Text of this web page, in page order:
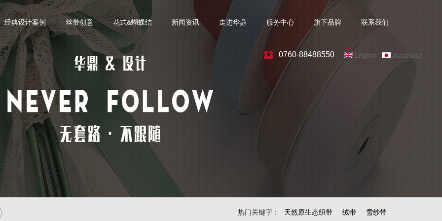
经典设计案例 丝带创意 花式&蝴蝶结 新闻资讯 走进华鼎 服务中心 旗下品牌 联系我们
0760-88488550 English Japanese
热门关键字： 天然原生态织带 绒带 雪纱带